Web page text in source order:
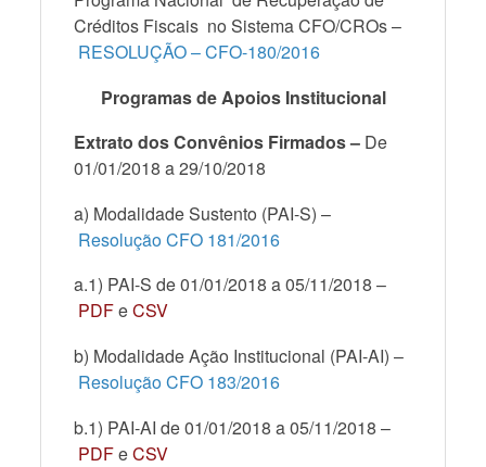
Créditos Fiscais no Sistema CFO/CROs –
RESOLUÇÃO – CFO-180/2016
Programas de Apoios Institucional
Extrato dos Convênios Firmados – De
01/01/2018 a 29/10/2018
a) Modalidade Sustento (PAI-S) –
Resolução CFO 181/2016
a.1) PAI-S de 01/01/2018 a 05/11/2018 –
PDFeCSV
b) Modalidade Ação Institucional (PAI-AI) –
Resolução CFO 183/2016
b.1) PAI-AI de 01/01/2018 a 05/11/2018 –
PDFeCSV